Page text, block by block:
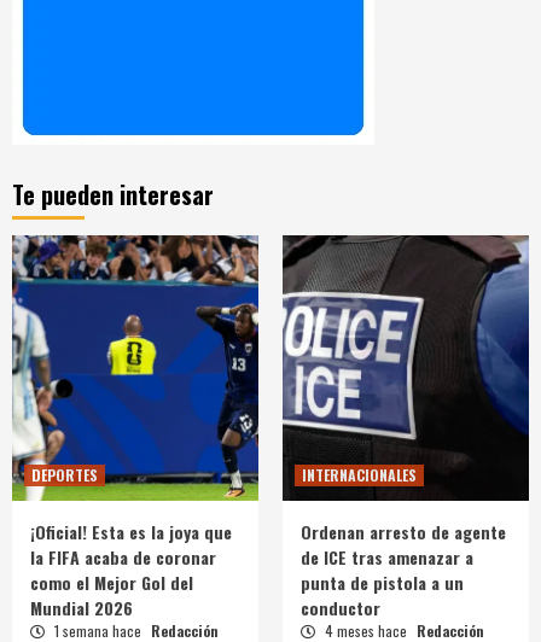
Te pueden interesar
DEPORTES
¡Oficial! Esta es la joya que
la FIFA acaba de coronar
como el Mejor Gol del
Mundial 2026
1 semana hace Redacción
INTERNACIONALES
Ordenan arresto de agente
de ICE tras amenazar a
punta de pistola a un
conductor
4 meses hace Redacción